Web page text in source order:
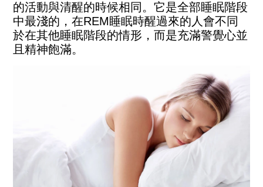
的活動與清醒的時候相同。它是全部睡眠階段
中最淺的，在REM睡眠時醒過來的人會不同
於在其他睡眠階段的情形，而是充滿警覺心並
且精神飽滿。